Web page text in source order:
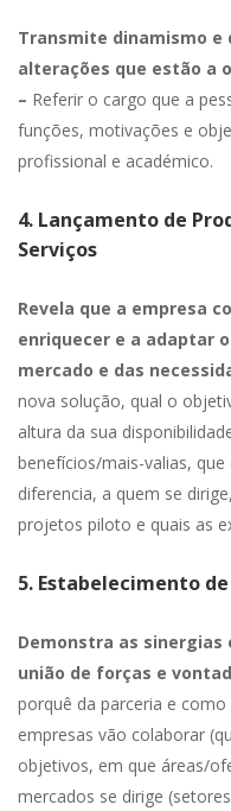
Transmite dinamismo e
alterações que estão a
– Referir o cargo que a
funções, motivações e
profissional e académico.
4. Lançamento de
Serviços
Revela que a empresa
enriquecer e a adaptar
mercado e das
nova solução, qual o
altura da sua
benefícios/mais-valias,
diferencia, a quem se
projetos piloto e quais as
5. Estabelecimento
Demonstra as
união de forças e
porquê da parceria e
empresas vão colaborar
objetivos, em que áreas/
mercados se dirige